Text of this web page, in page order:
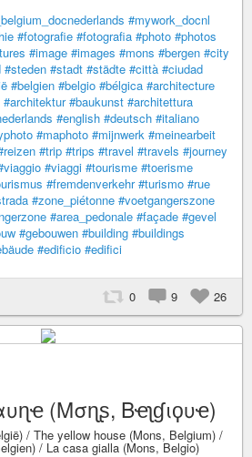
#mywork_docnl
#fotografie #fotografia #photo #photos
#image #images #mons #bergen #city
#steden #stadt #städte #città #ciudad
#belgien #belgio #bélgica #architecture
#architektur #baukunst #architettura
#english #deutsch #italiano
#maphoto #mijnwerk #meinearbeit
#trip #trips #travel #travels #journey
#viaggi #tourisme #toerisme
#fremdenverkehr #turismo #rue
#zone_piétonne #voetgangerszone
#area_pedonale #façade #gevel
#gebouwen #building #buildings
#edificio #edifici
0 9 26
(Mσɳʂ, Bҽʅɠιϙυҽ)
/ The yellow house (Mons, Belgium) /
/ La casa gialla (Mons, Belgio)